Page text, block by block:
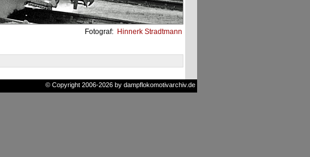
Fotograf: Hinnerk Stradtmann
© Copyright 2006-2026 by dampflokomotivarchiv.de